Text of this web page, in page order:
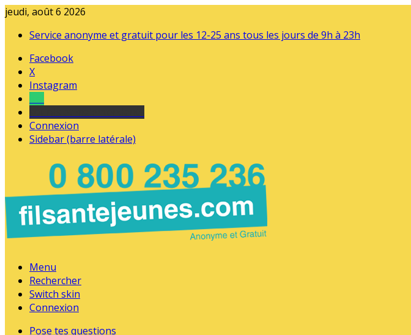
jeudi, août 6 2026
Service anonyme et gratuit pour les 12-25 ans tous les jours de 9h à 23h
Facebook
X
Instagram
Connexion
Sidebar (barre latérale)
Menu
Rechercher
Switch skin
Connexion
Pose tes questions